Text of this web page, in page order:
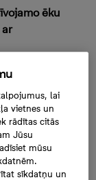
ēku
tirgū, taču
to nosaka
pāris
- gan
cenas ir
Igaunijā ir
lielākais
lai
vietnes un
rādītas citās
Jūsu
mūsu
sīkdatņu un